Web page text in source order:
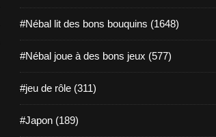
#Nébal lit des bons bouquins (1648)
#Nébal joue à des bons jeux (577)
#jeu de rôle (311)
#Japon (189)